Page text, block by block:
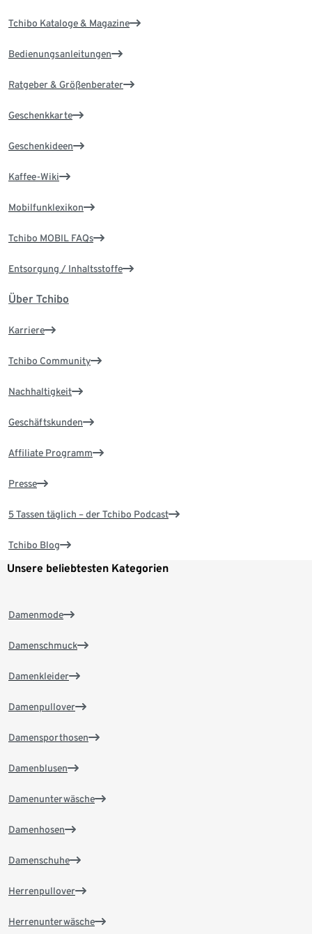
Tchibo Kataloge & Magazine
Bedienungsanleitungen
Ratgeber & Größenberater
Geschenkkarte
Geschenkideen
Kaffee-Wiki
Mobilfunklexikon
Tchibo MOBIL FAQs
Entsorgung / Inhaltsstoffe
Über Tchibo
Karriere
Tchibo Community
Nachhaltigkeit
Geschäftskunden
Affiliate Programm
Presse
5 Tassen täglich – der Tchibo Podcast
Tchibo Blog
Unsere beliebtesten Kategorien
Damenmode
Damenschmuck
Damenkleider
Damenpullover
Damensporthosen
Damenblusen
Damenunterwäsche
Damenhosen
Damenschuhe
Herrenpullover
Herrenunterwäsche